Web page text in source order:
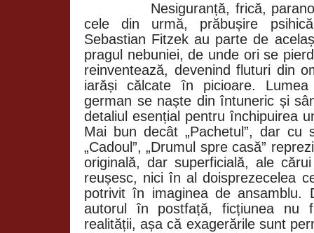
Nesiguranță, frică,
cele din urmă, prăbușire
Sebastian Fitzek au parte de
pragul nebuniei, de unde ori se
reinventează, devenind fluturi din
iarăși călcate în picioare.
german se naște din întuneric și
detaliul esențial pentru închipuirea
Mai bun decât „Pachetul”, dar cu
„Cadoul”, „Drumul spre casă”
originală, dar superficială, ale
reușesc, nici în al doisprezecelea
potrivit în imaginea de ansamblu.
autorul în postfață, ficțiunea nu
realității, așa că exagerările sunt